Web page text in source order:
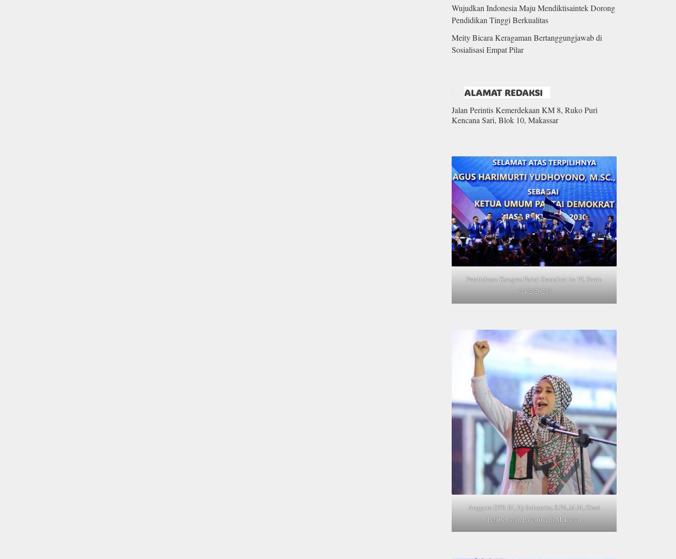
Wujudkan Indonesia Maju Mendiktisaintek Dorong
Pendidikan Tinggi Berkualitas
Meity Bicara Keragaman Bertanggungjawab di
Sosialisasi Empat Pilar
ALAMAT REDAKSI
Jalan Perintis Kemerdekaan KM 8, Ruko Puri
Kencana Sari, Blok 10, Makassar
Pembukaan Kongres Partai Demokrat ke VI, Senin
(24/2/2025)
Anggota DPR RI, Hj Rahmatia, S.Pd.,M.M, Orasi
Pembebasan Palestina di Makassar